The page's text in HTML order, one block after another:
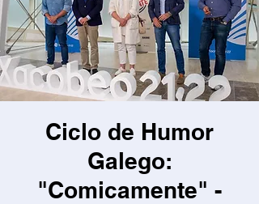
Ciclo de Humor
Galego:
"Comicamente" -